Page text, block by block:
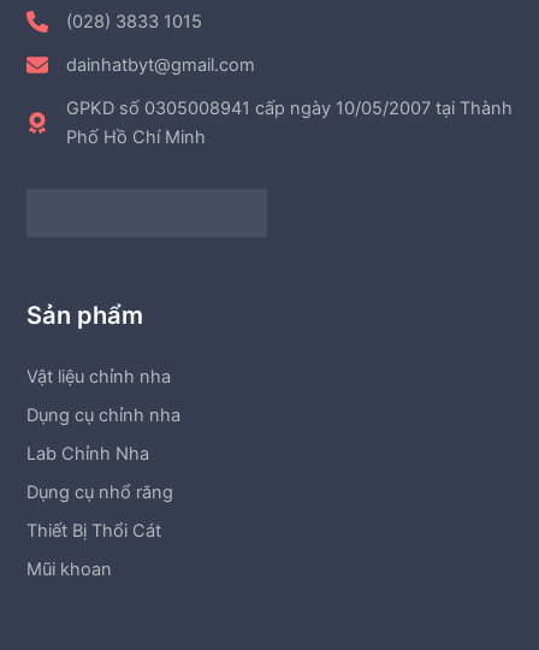
(028) 3833 1015
dainhatbyt@gmail.com
GPKD số 0305008941 cấp ngày 10/05/2007 tại Thành
Phố Hồ Chí Minh
Sản phẩm
Vật liệu chỉnh nha
Dụng cụ chỉnh nha
Lab Chỉnh Nha
Dụng cụ nhổ răng
Thiết Bị Thổi Cát
Mũi khoan